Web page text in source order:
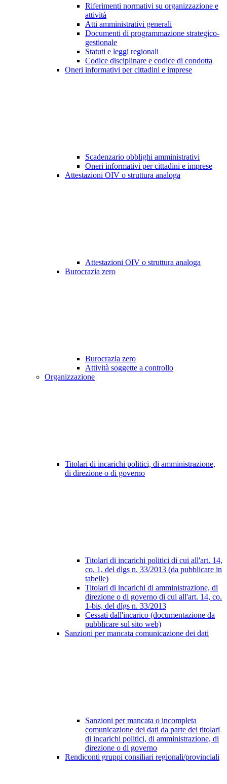
Riferimenti normativi su organizzazione e
attività
Atti amministrativi generali
Documenti di programmazione strategico-
gestionale
Statuti e leggi regionali
Codice disciplinare e codice di condotta
Oneri informativi per cittadini e imprese
Scadenzario obblighi amministrativi
Oneri informativi per cittadini e imprese
Attestazioni OIV o struttura analoga
Attestazioni OIV o struttura analoga
Burocrazia zero
Burocrazia zero
Attività soggette a controllo
Organizzazione
Titolari di incarichi politici, di amministrazione,
di direzione o di governo
Titolari di incarichi politici di cui all'art. 14,
co. 1, del dlgs n. 33/2013 (da pubblicare in
tabelle)
Titolari di incarichi di amministrazione, di
direzione o di governo di cui all'art. 14, co.
1-bis, del dlgs n. 33/2013
Cessati dall'incarico (documentazione da
pubblicare sul sito web)
Sanzioni per mancata comunicazione dei dati
Sanzioni per mancata o incompleta
comunicazione dei dati da parte dei titolari
di incarichi politici, di amministrazione, di
direzione o di governo
Rendiconti gruppi consiliari regionali/provinciali